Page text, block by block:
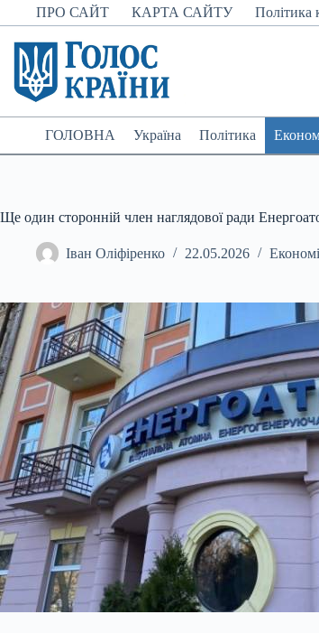
Перейти
до
вмісту
ПРО САЙТ КАРТА САЙТУ Політика
ГОЛОВНА Україна Політика
Ще один сторонній член наглядової ради
Іван Оліфіренко 22.05.2026